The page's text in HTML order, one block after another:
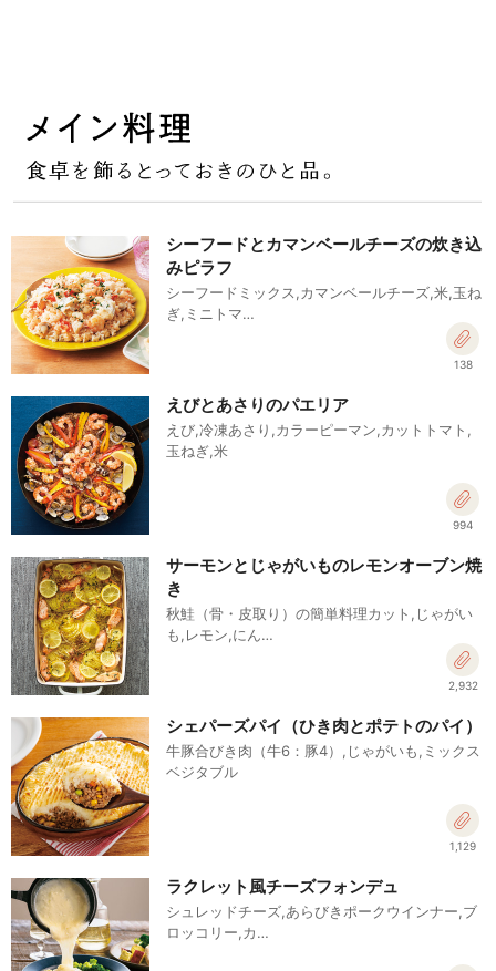
シーフードとカマンベールチーズの炊き込
みピラフ
シーフードミックス,カマンベールチーズ,米,玉ね
ぎ,ミニトマ…
138
えびとあさりのパエリア
えび,冷凍あさり,カラーピーマン,カットトマト,
玉ねぎ,米
994
サーモンとじゃがいものレモンオーブン焼
き
秋鮭（骨・皮取り）の簡単料理カット,じゃがい
も,レモン,にん…
2,932
シェパーズパイ（ひき肉とポテトのパイ）
牛豚合びき肉（牛6：豚4）,じゃがいも,ミックス
ベジタブル
1,129
ラクレット風チーズフォンデュ
シュレッドチーズ,あらびきポークウインナー,ブ
ロッコリー,カ…